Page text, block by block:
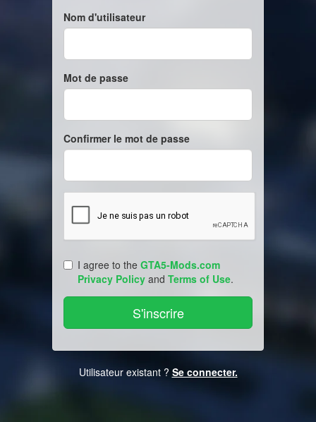
Nom d'utilisateur
Mot de passe
Confirmer le mot de passe
I agree to the GTA5-Mods.com
Privacy Policy and Terms of Use.
Utilisateur existant ? Se connecter.